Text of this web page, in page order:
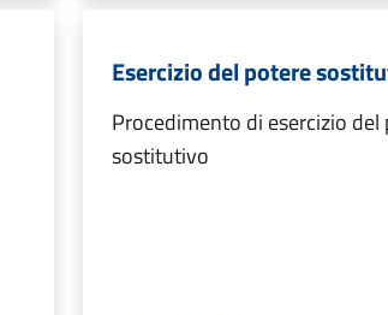
Esercizio del potere
Procedimento di esercizio del
sostitutivo